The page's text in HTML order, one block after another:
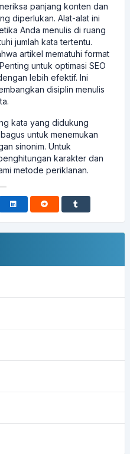
panjang konten dan
diperlukan. Alat-alat ini
Anda menulis di ruang
jumlah kata tertentu.
artikel mematuhi format
untuk optimasi SEO
lebih efektif. Ini
disiplin menulis
kata yang didukung
untuk menemukan
sinonim. Untuk
karakter dan
metode periklanan.